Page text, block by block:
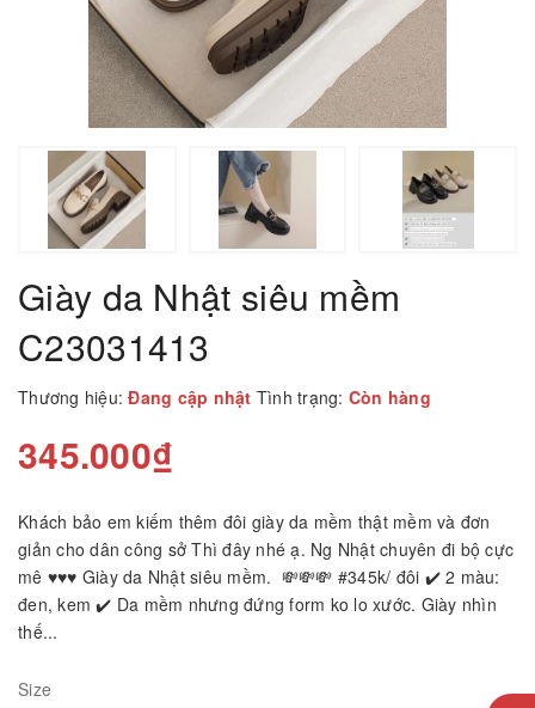
Giày da Nhật siêu mềm
C23031413
Thương hiệu: Đang cập nhật Tình trạng: Còn hàng
345.000₫
Khách bảo em kiếm thêm đôi giày da mềm thật mềm và đơn
giản cho dân công sở Thì đây nhé ạ. Ng Nhật chuyên đi bộ cực
mê ♥️♥️♥️ Giày da Nhật siêu mềm. 💸💸💸 #345k/ đôi ✔️ 2 màu:
đen, kem ✔️ Da mềm nhưng đứng form ko lo xước. Giày nhìn
thế...
Size